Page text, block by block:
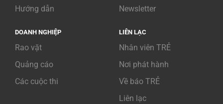
Hướng dẫn
Newsletter
DOANH NGHIỆP
Rao vặt
Quảng cáo
Các cuộc thi
LIÊN LẠC
Nhân viên TRẺ
Nơi phát hành
Về báo TRẺ
Liên lạc